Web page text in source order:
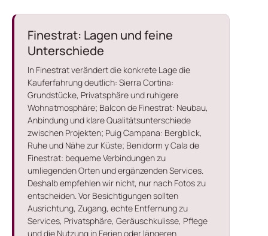
Finestrat: Lagen und feine
Unterschiede
In Finestrat verändert die konkrete Lage die
Kauferfahrung deutlich: Sierra Cortina:
Grundstücke, Privatsphäre und ruhigere
Wohnatmosphäre; Balcon de Finestrat: Neubau,
Anbindung und klare Qualitätsunterschiede
zwischen Projekten; Puig Campana: Bergblick,
Ruhe und Nähe zur Küste; Benidorm y Cala de
Finestrat: bequeme Verbindungen zu
umliegenden Orten und ergänzenden Services.
Deshalb empfehlen wir nicht, nur nach Fotos zu
entscheiden. Vor Besichtigungen sollten
Ausrichtung, Zugang, echte Entfernung zu
Services, Privatsphäre, Geräuschkulisse, Pflege
und die Nutzung in Ferien oder längeren